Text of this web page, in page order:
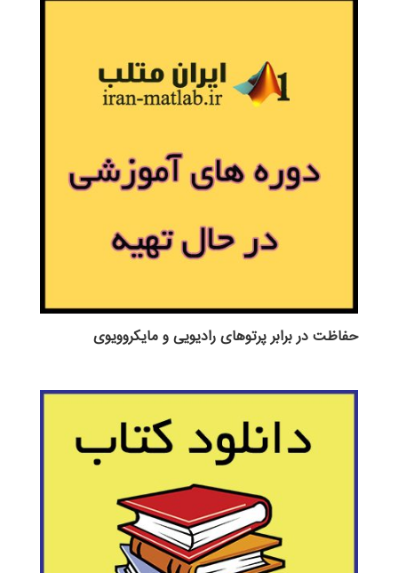
حفاظت در برابر پرتوهای رادیویی و مایکروویوی